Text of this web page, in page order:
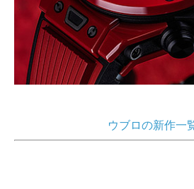
ウブロの新作一